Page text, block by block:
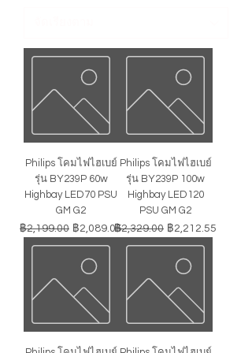
Philips โคมไฟไฮเบย์
รุ่น BY239P 60w
Highbay LED70 PSU
GM G2
ราคาปกติ
฿2,199.00 ราคาขายลด
฿2,089.05
Philips โคมไฟไฮเบย์
รุ่น BY239P 100w
Highbay LED120
PSU GM G2
ราคาปกติ
฿2,329.00 ราคาขายลด
฿2,212.55